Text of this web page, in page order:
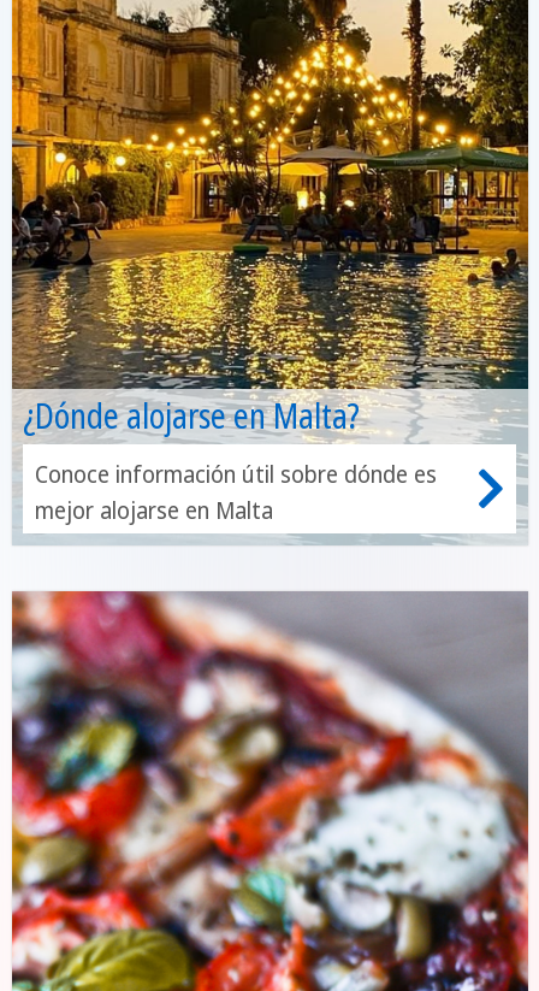
¿Dónde alojarse en Malta?
Conoce información útil sobre dónde es
mejor alojarse en Malta